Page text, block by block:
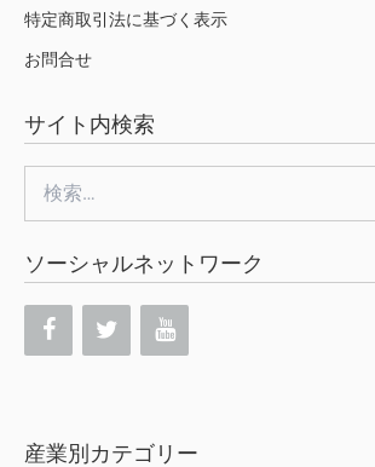
特定商取引法に基づく表示
お問合せ
サイト内検索
索:
ソーシャルネットワーク
産業別カテゴリー